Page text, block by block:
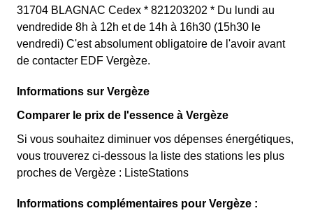
31704 BLAGNAC Cedex * 821203202 * Du lundi au
vendredide 8h à 12h et de 14h à 16h30 (15h30 le
vendredi) C'est absolument obligatoire de l'avoir avant
de contacter EDF Vergèze.
Informations sur Vergèze
Comparer le prix de l'essence à Vergèze
Si vous souhaitez diminuer vos dépenses énergétiques,
vous trouverez ci-dessous la liste des stations les plus
proches de Vergèze : ListeStations
Informations complémentaires pour Vergèze :